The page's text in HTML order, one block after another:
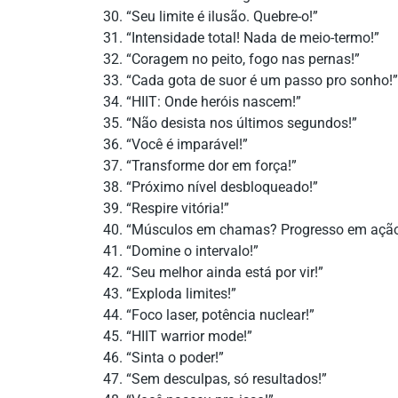
“Seu limite é ilusão. Quebre-o!”
“Intensidade total! Nada de meio-termo!”
“Coragem no peito, fogo nas pernas!”
“Cada gota de suor é um passo pro sonho!”
“HIIT: Onde heróis nascem!”
“Não desista nos últimos segundos!”
“Você é imparável!”
“Transforme dor em força!”
“Próximo nível desbloqueado!”
“Respire vitória!”
“Músculos em chamas? Progresso em
“Domine o intervalo!”
“Seu melhor ainda está por vir!”
“Exploda limites!”
“Foco laser, potência nuclear!”
“HIIT warrior mode!”
“Sinta o poder!”
“Sem desculpas, só resultados!”